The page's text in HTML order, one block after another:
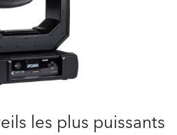
les plus puissants